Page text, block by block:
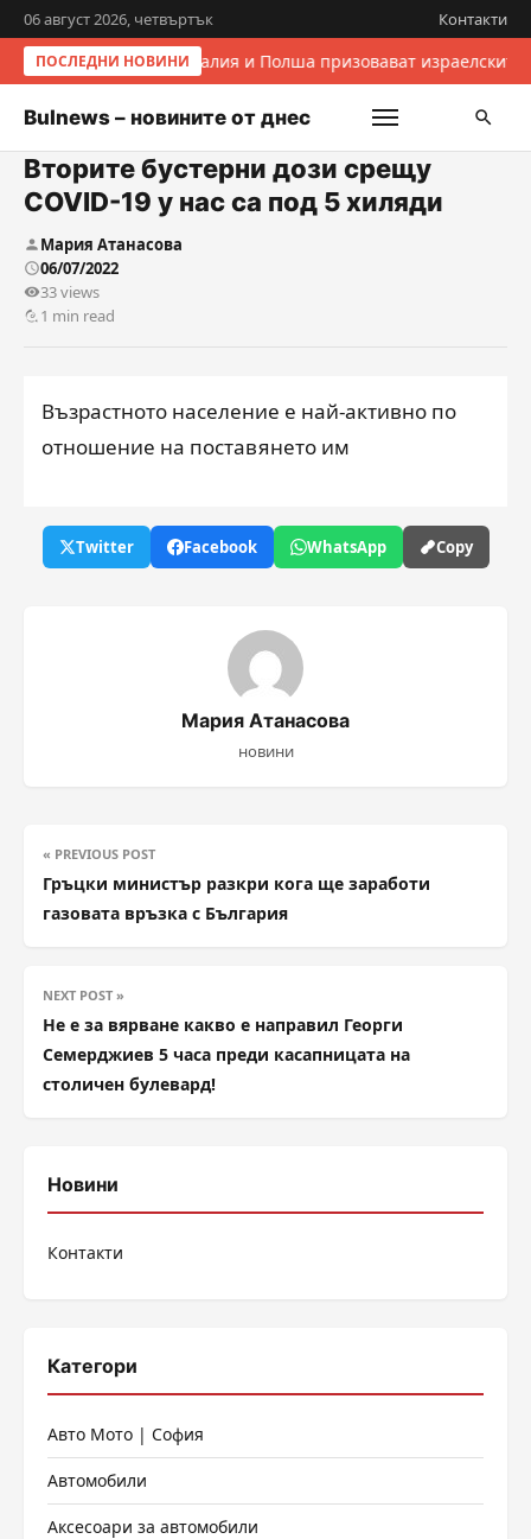
06 август 2026, четвъртък Контакти
ПОСЛЕДНИ НОВИНИИталия и Полша призовават
Bulnews – новините от днес
Вторите бустерни дози срещу
COVID-19 у нас са под 5 хиляди
Мария Атанасова
06/07/2022
33 views
1 min read
Възрастното население е най-активно по
отношение на поставянето им
Twitter Facebook WhatsApp Copy
Мария Атанасова
новини
« PREVIOUS POST
Гръцки министър разкри кога ще заработи
газовата връзка с България
NEXT POST »
Не е за вярване какво е направил Георги
Семерджиев 5 часа преди касапницата на
столичен булевард!
Новини
Контакти
Категори
Авто Мото | София
Автомобили
Аксесоари за автомобили